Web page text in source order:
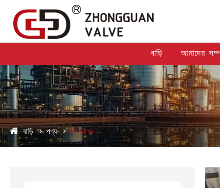
বাড়ি আমাদের
বাড়ি পণ্য বল ভালভ